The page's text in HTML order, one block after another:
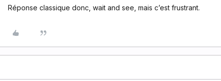
Réponse classique donc, wait and see, mais c’est frustrant.